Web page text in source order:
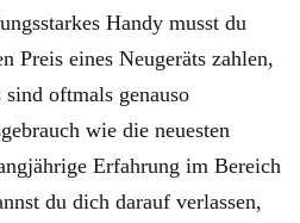
Handy musst du
Preis eines Neugeräts zahlen,
oftmals genauso
wie die neuesten
Erfahrung im Bereich
du dich darauf verlassen,